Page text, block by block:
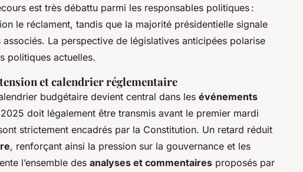
est très débattu parmi les responsables politiques :
le réclament, tandis que la majorité présidentielle signale
associés. La perspective de législatives anticipées polarise
politiques actuelles.
et calendrier réglementaire
budgétaire devient central dans les événements
doit légalement être transmis avant le premier mardi
strictement encadrés par la Constitution. Un retard réduit
, renforçant ainsi la pression sur la gouvernance et les
l’ensemble des analyses et commentaires proposés par